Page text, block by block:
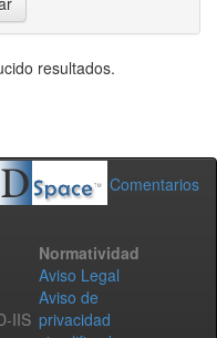
resultados.
Comentarios
IIS
Normatividad
Aviso Legal
Aviso de
privacidad